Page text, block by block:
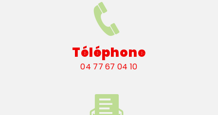
Téléphone
04 77 67 04 10